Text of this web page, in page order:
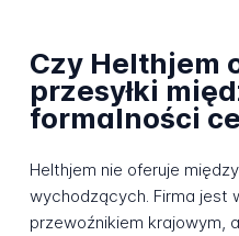
Czy Helthjem
przesyłki
formalności
Helthjem nie oferuje
wychodzących. Firma jest
przewoźnikiem krajowym,